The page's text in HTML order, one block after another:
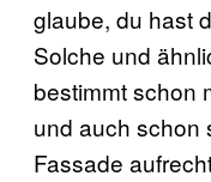
glaube, du hast
Solche und
bestimmt schon
und auch schon
Fassade